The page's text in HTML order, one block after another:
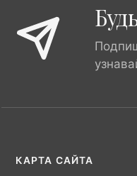
КАРТА САЙТА